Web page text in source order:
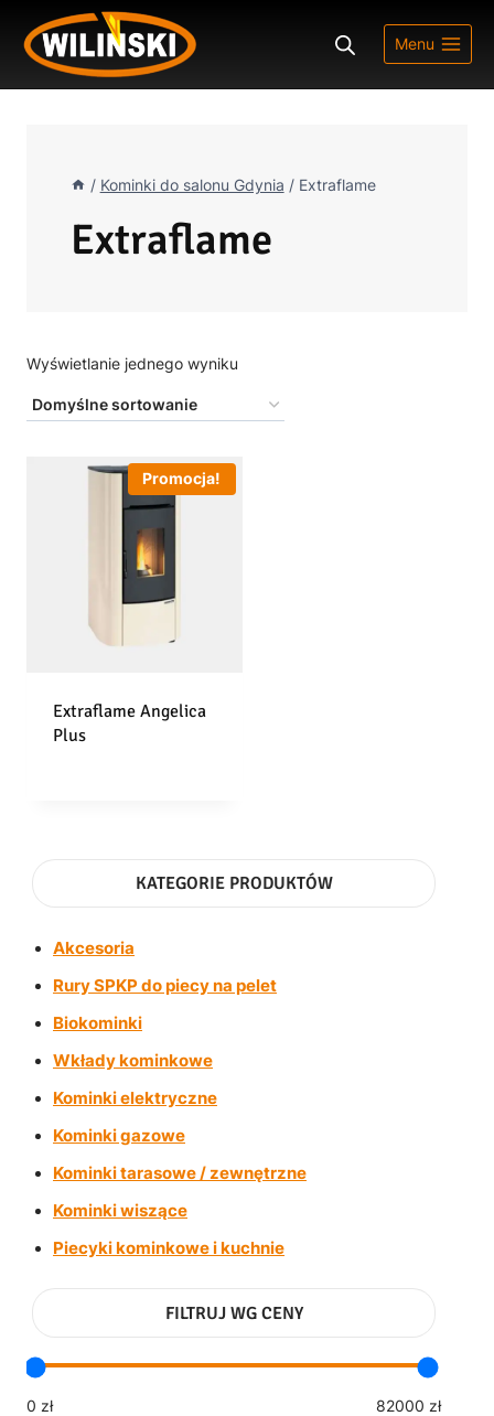
Przejdź
treści
Menu
/ Kominki do salonu Gdynia / Extraflame
Extraflame
Wyświetlanie jednego wyniku
Promocja!
Extraflame Angelica
Plus
KATEGORIE PRODUKTÓW
Akcesoria
Rury SPKP do piecy na pelet
Biokominki
Wkłady kominkowe
Kominki elektryczne
Kominki gazowe
Kominki tarasowe / zewnętrzne
Kominki wiszące
Piecyki kominkowe i kuchnie
FILTRUJ WG CENY
0 zł 82000 zł